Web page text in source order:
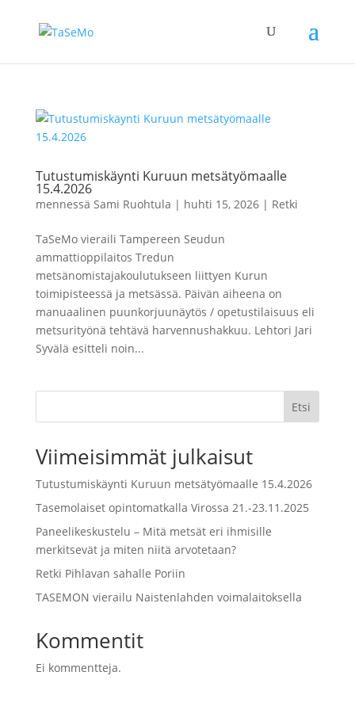
Tutustumiskäynti Kuruun metsätyömaalle
15.4.2026
mennessä Sami Ruohtula | huhti 15, 2026| Retki
TaSeMo vieraili Tampereen Seudun
ammattioppilaitos Tredun
metsänomistajakoulutukseen liittyen Kurun
toimipisteessä ja metsässä. Päivän aiheena on
manuaalinen puunkorjuunäytös / opetustilaisuus eli
metsurityönä tehtävä harvennushakkuu. Lehtori Jari
Syvälä esitteli noin...
Etsi
Viimeisimmät julkaisut
Tutustumiskäynti Kuruun metsätyömaalle 15.4.2026
Tasemolaiset opintomatkalla Virossa 21.-23.11.2025
Paneelikeskustelu – Mitä metsät eri ihmisille
merkitsevät ja miten niitä arvotetaan?
Retki Pihlavan sahalle Poriin
TASEMON vierailu Naistenlahden voimalaitoksella
Kommentit
Ei kommentteja.